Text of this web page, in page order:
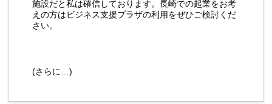
施設だと私は確信しております。長崎での起業をお考
えの方はビジネス支援プラザの利用をぜひご検討くだ
さい。
(さらに…)